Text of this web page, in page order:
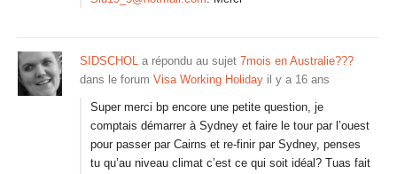
SIDSCHOL a répondu au sujet 7mois en Australie???
dans le forum Visa Working Holiday il y a 16 ans
Super merci bp encore une petite question, je
comptais démarrer à Sydney et faire le tour par l’ouest
pour passer par Cairns et re-finir par Sydney, penses
tu qu’au niveau climat c’est ce qui soit idéal? Tuas fait